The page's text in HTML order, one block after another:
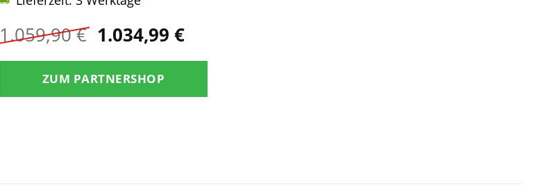
1.059,90€ Ursprünglicher
war:
1.059,90 €
1.034,99 €Aktueller
ZUM PARTNERSHOP